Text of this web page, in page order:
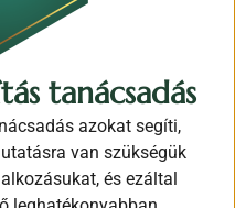
tanácsadás
azokat segíti,
van szükségük
és ezáltal